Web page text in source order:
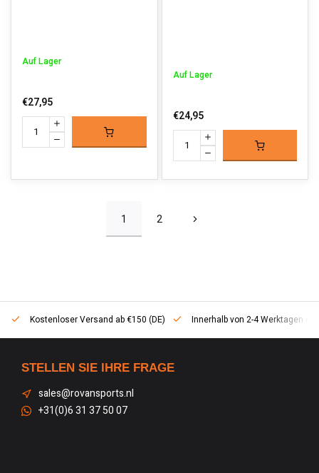
Auf Lager
€27,95
Auf Lager
€24,95
1 2
Kostenloser Versand ab €150 (DE) Innerhalb von 2-4 Werktagen
STELLEN SIE IHRE FRAGE
sales@rovansports.nl
+31(0)6 31 37 50 07